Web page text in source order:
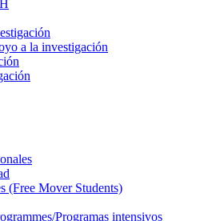
a la investigación
(Free Mover Students)
Programas intensivos